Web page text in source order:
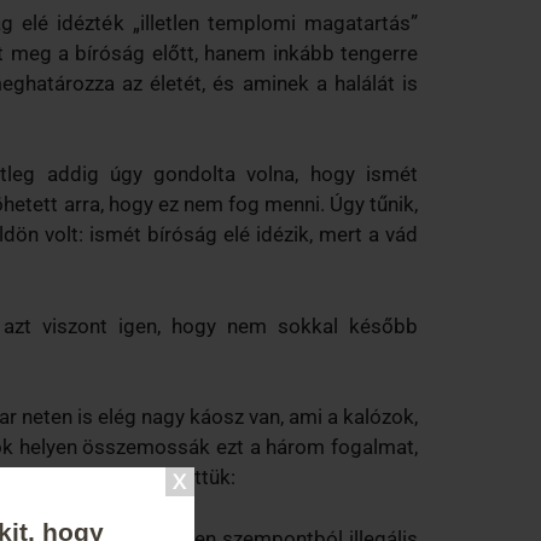
hogy
elé idézték „illetlen templomi magatartás”
a bíróság előtt, hanem inkább tengerre
az életét, és aminek a halálát is
addig úgy gondolta volna, hogy ismét
arra, hogy ez nem fog menni. Úgy tűnik,
volt: ismét bíróság elé idézik, mert a vád
viszont igen, hogy nem sokkal később
neten is elég nagy káosz van, ami a kalózok,
helyen összemossák ezt a három fogalmat,
vannak közöttük: